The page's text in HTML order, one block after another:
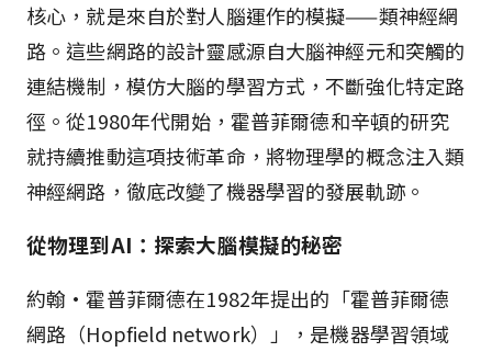
核心，就是來自於對人腦運作的模擬——類神經網
路。這些網路的設計靈感源自大腦神經元和突觸的
連結機制，模仿大腦的學習方式，不斷強化特定路
徑。從1980年代開始，霍普菲爾德和辛頓的研究
就持續推動這項技術革命，將物理學的概念注入類
神經網路，徹底改變了機器學習的發展軌跡。
從物理到AI：探索大腦模擬的秘密
約翰·霍普菲爾德在1982年提出的「霍普菲爾德
網路（Hopfield network）」，是機器學習領域